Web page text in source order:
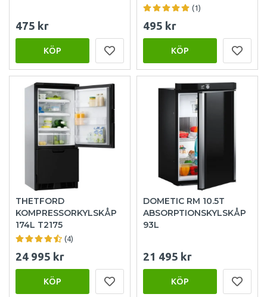
475 kr
KÖP
(1)
495 kr
KÖP
THETFORD
KOMPRESSORKYLSKÅP
174L T2175
(4)
24 995 kr
KÖP
DOMETIC RM 10.5T
ABSORPTIONSKYLSKÅP
93L
21 495 kr
KÖP